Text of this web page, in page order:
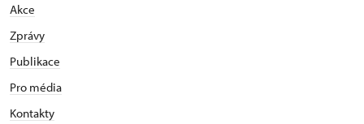
Akce
Zprávy
Publikace
Pro média
Kontakty